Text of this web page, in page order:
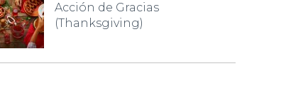
Acción de Gracias
(Thanksgiving)